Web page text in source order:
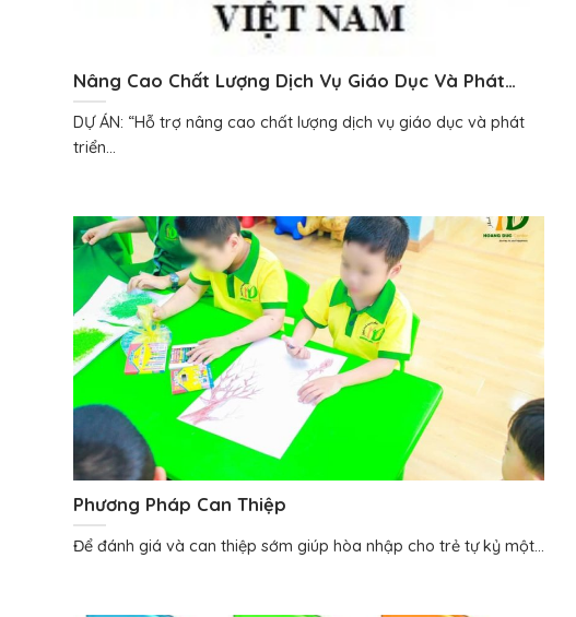
Nâng Cao Chất Lượng Dịch Vụ Giáo Dục Và Phát
Triển Hòa Nhập Cho Trẻ Tự Kỷ Tại Đồng Nai
DỰ ÁN: “Hỗ trợ nâng cao chất lượng dịch vụ giáo dục và phát
triển...
Phương Pháp Can Thiệp
Để đánh giá và can thiệp sớm giúp hòa nhập cho trẻ tự kỷ một...